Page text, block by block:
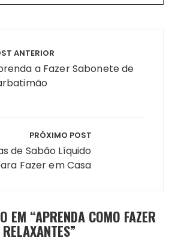
ANTERIOR
a Fazer Sabonete de
PRÓXIMO POST
de Sabão Líquido
Fazer em Casa
EM “APRENDA COMO FAZER
”